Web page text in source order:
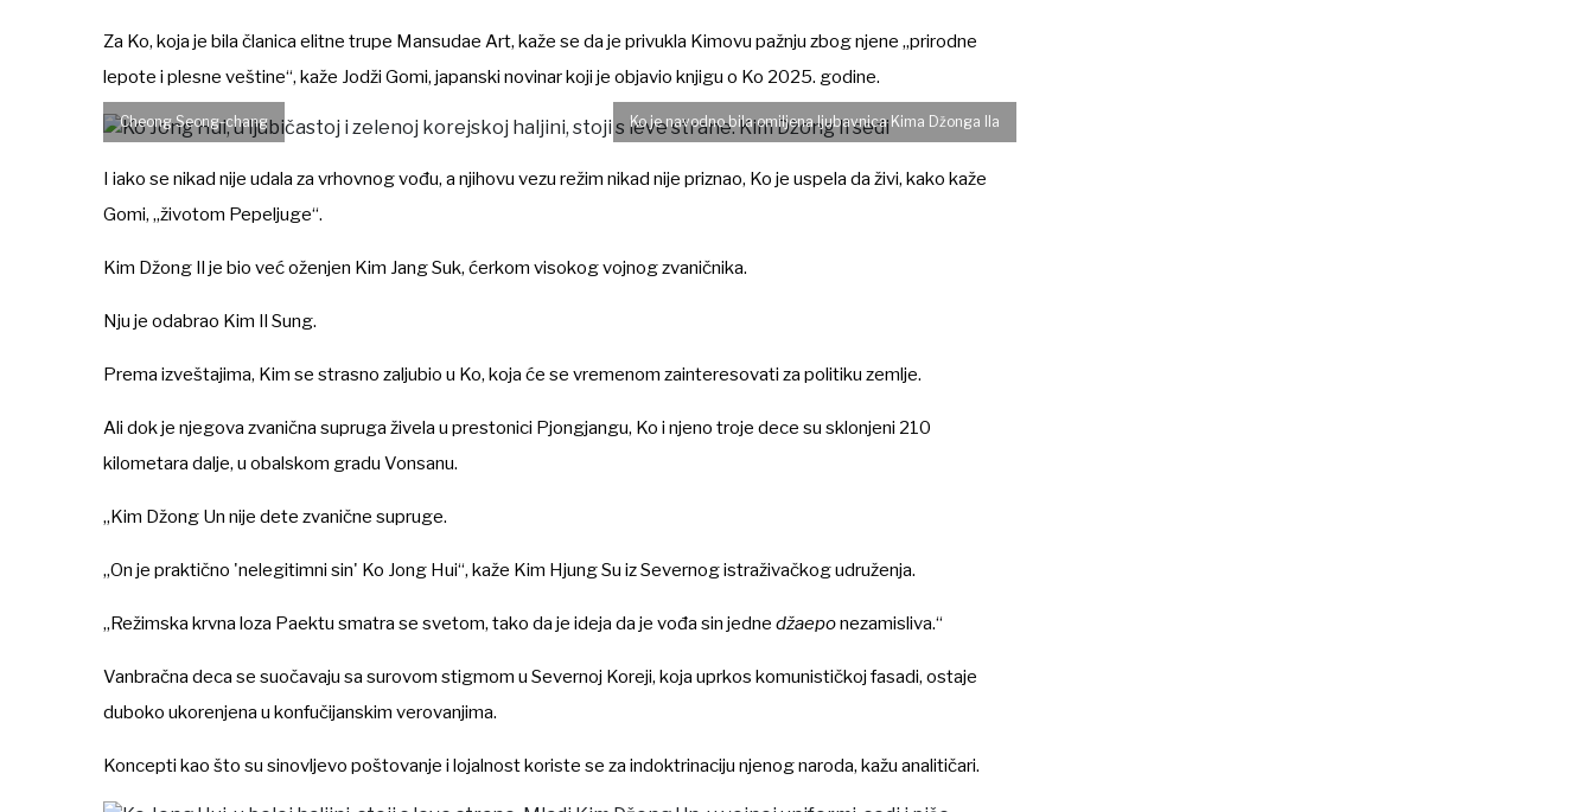
Za Ko, koja je bila članica elitne trupe Mansudae Art, kaže se da je privukla Kimovu pažnju zbog njene „prirodne
lepote i plesne veštine“, kaže Jodži Gomi, japanski novinar koji je objavio knjigu o Ko 2025. godine.
Cheong Seong-chang Ko je navodno bila omiljena ljubavnica Kima Džonga Ila
I iako se nikad nije udala za vrhovnog vođu, a njihovu vezu režim nikad nije priznao, Ko je uspela da živi, kako kaže
Gomi, „životom Pepeljuge“.
Kim Džong Il je bio već oženjen Kim Jang Suk, ćerkom visokog vojnog zvaničnika.
Nju je odabrao Kim Il Sung.
Prema izveštajima, Kim se strasno zaljubio u Ko, koja će se vremenom zainteresovati za politiku zemlje.
Ali dok je njegova zvanična supruga živela u prestonici Pjongjangu, Ko i njeno troje dece su sklonjeni 210
kilometara dalje, u obalskom gradu Vonsanu.
„Kim Džong Un nije dete zvanične supruge.
„On je praktično 'nelegitimni sin' Ko Jong Hui“, kaže Kim Hjung Su iz Severnog istraživačkog udruženja.
„Režimska krvna loza Paektu smatra se svetom, tako da je ideja da je vođa sin jedne džaeponezamisliva.“
Vanbračna deca se suočavaju sa surovom stigmom u Severnoj Koreji, koja uprkos komunističkoj fasadi, ostaje
duboko ukorenjena u konfučijanskim verovanjima.
Koncepti kao što su sinovljevo poštovanje i lojalnost koriste se za indoktrinaciju njenog naroda, kažu analitičari.